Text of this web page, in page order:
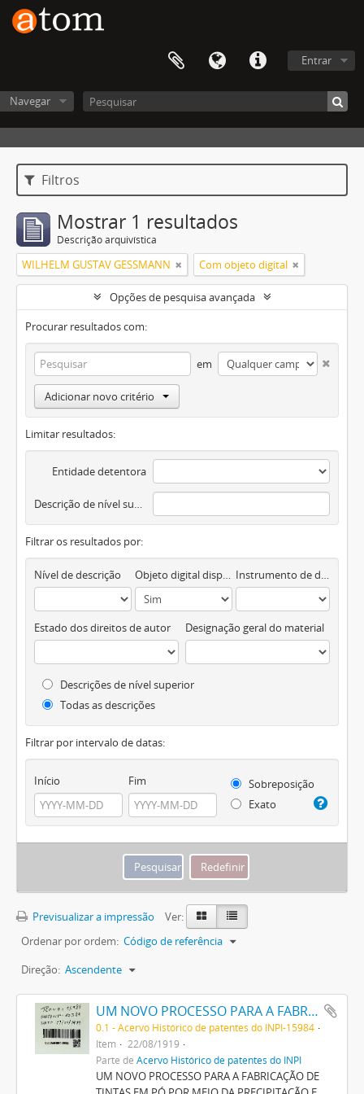
Entrar
Navegar
Filtros
Mostrar 1 resultados
Descrição arquivística
WILHELM GUSTAV GESSMANN Com objeto digital
Opções de pesquisa avançada
Procurar resultados com:
em
Adicionar novo critério
Limitar resultados:
Entidade detentora
Descrição de nível superior
Filtrar os resultados por:
Nível de descrição Objeto digital disponível Instrumento de descrição documental
Estado dos direitos de autor Designação geral do material
Descrições de nível superior
Todas as descrições
Filtrar por intervalo de datas:
Início Fim
Sobreposição
Exato
Previsualizar a impressão
Ver:
Ordenar por ordem: Código de referência
Direção: Ascendente
UM NOVO PROCESSO PARA A FABRICAÇÃO DE TINTAS EM PÓ POR MEIO DA PRECIPITAÇÃO E FIXAÇÃO DE TINTAS ANILINAS SOBRE CORPOS MINERAES
0.1 - Acervo Histórico de patentes do INPI-15984
Item
22/08/1919
Parte de Acervo Histórico de patentes do INPI
UM NOVO PROCESSO PARA A FABRICAÇÃO DE